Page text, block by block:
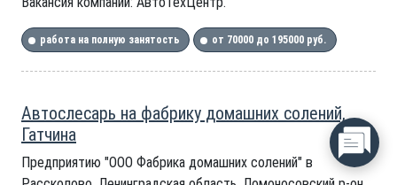
работа на полную занятость от 70000 до 195000 руб.
Автослесарь на фабрику домашних солений,
Гатчина
Предприятию "ООО Фабрика домашних солений" в